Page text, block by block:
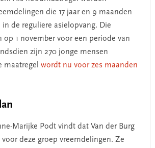
die 17 jaar en 9 maanden
de reguliere asielopvang. Die
op 1 november voor een periode van
zijn 270 jonge mensen
maatregel wordt nu voor zes maanden
Marijke Podt vindt dat Van der Burg
deze groep vreemdelingen. Ze